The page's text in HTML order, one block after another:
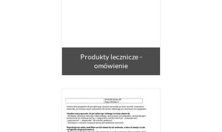
Produkty lecznicze -
omówienie